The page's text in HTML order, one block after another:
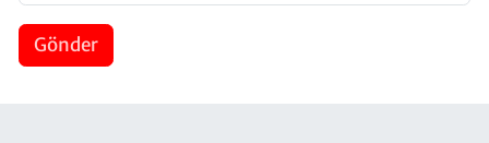
Gönder